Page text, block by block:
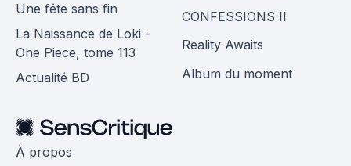
Une fête sans fin
La Naissance de Loki -
One Piece, tome 113
Actualité BD
CONFESSIONS II
Reality Awaits
Album du moment
À propos